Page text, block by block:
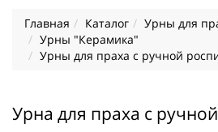
Главная Каталог
Урны для
Урны "Керамика"
Урны для праха с ручной
Урна для праха с